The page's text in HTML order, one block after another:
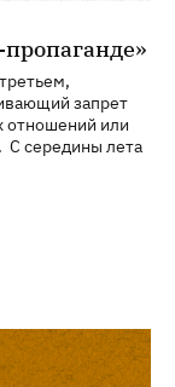
запрет
отношений или
С середины лета